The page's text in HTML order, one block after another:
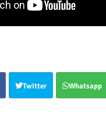
Twitter Whatsapp